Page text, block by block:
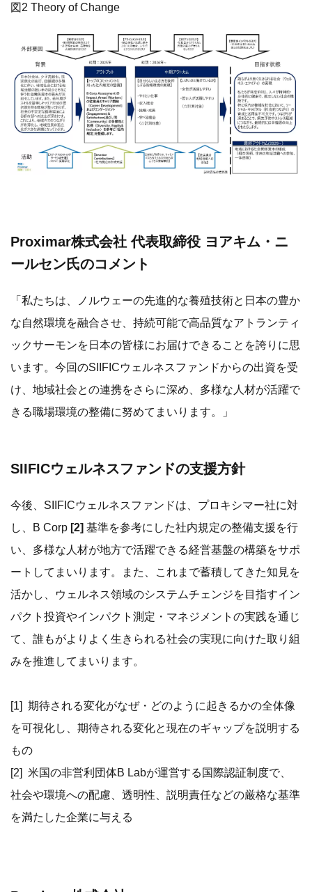
図2 Theory of Change
Proximar株式会社 代表取締役 ヨアキム・ニ
ールセン氏のコメント
「私たちは、ノルウェーの先進的な養殖技術と日本の豊か
な自然環境を融合させ、持続可能で高品質なアトランティ
ックサーモンを日本の皆様にお届けできることを誇りに思
います。今回のSIIFICウェルネスファンドからの出資を受
け、地域社会との連携をさらに深め、多様な人材が活躍で
きる職場環境の整備に努めてまいります。」
SIIFICウェルネスファンドの支援方針
今後、SIIFICウェルネスファンドは、プロキシマー社に対
し、B Corp [2] 基準を参考にした社内規定の整備支援を行
い、多様な人材が地方で活躍できる経営基盤の構築をサポ
ートしてまいります。また、これまで蓄積してきた知見を
活かし、ウェルネス領域のシステムチェンジを目指すイン
パクト投資やインパクト測定・マネジメントの実践を通じ
て、誰もがよりよく生きられる社会の実現に向けた取り組
みを推進してまいります。
[1] 期待される変化がなぜ・どのように起きるかの全体像
を可視化し、期待される変化と現在のギャップを説明する
もの
[2] 米国の非営利団体B Labが運営する国際認証制度で、
社会や環境への配慮、透明性、説明責任などの厳格な基準
を満たした企業に与える